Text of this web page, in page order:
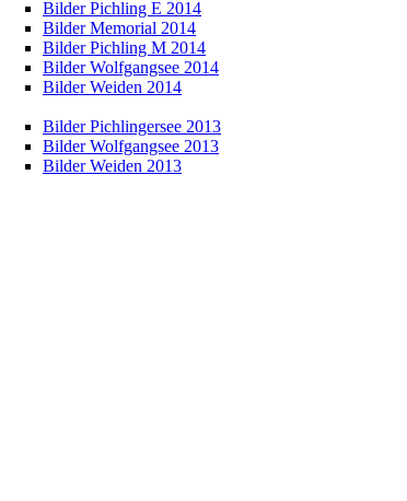
Bilder Pichling E 2014
Bilder Memorial 2014
Bilder Pichling M 2014
Bilder Wolfgangsee 2014
Bilder Weiden 2014
Bilder Pichlingersee 2013
Bilder Wolfgangsee 2013
Bilder Weiden 2013